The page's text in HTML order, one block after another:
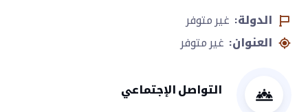
الدولة: غير متوفر
العنوان: غير متوفر
التواصل الإجتماعي